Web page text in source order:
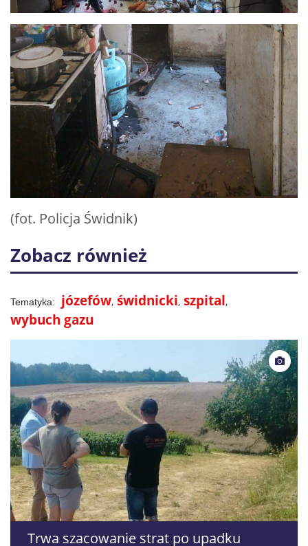
(fot. Policja Świdnik)
Zobacz również
józefów świdnicki szpital
wybuch gazu
Trwa szacowanie strat po upadku